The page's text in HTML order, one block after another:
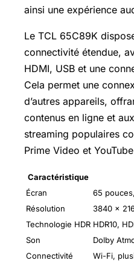
ainsi une expérience
Le TCL 65C89K
connectivité étendue,
HDMI, USB et une
Cela permet une
d’autres appareils,
contenus en ligne et
streaming populaires
Prime Video et
Caractéristique
Écran
65
Résolution
3840 x
Technologie HDR HDR10,
Son
Dolby
Connectivité
Wi-Fi,